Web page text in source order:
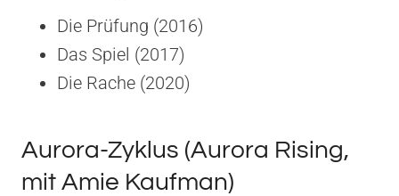
Die Prüfung (2016)
Das Spiel (2017)
Die Rache (2020)
Aurora-Zyklus (Aurora Rising,
mit Amie Kaufman)